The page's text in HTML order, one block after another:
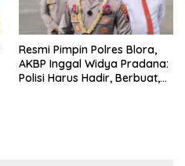
Resmi Pimpin Polres Blora,
AKBP Inggal Widya Pradana:
Polisi Harus Hadir, Berbuat,